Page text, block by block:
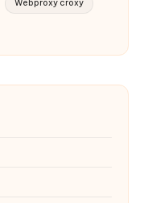
Webproxy croxy